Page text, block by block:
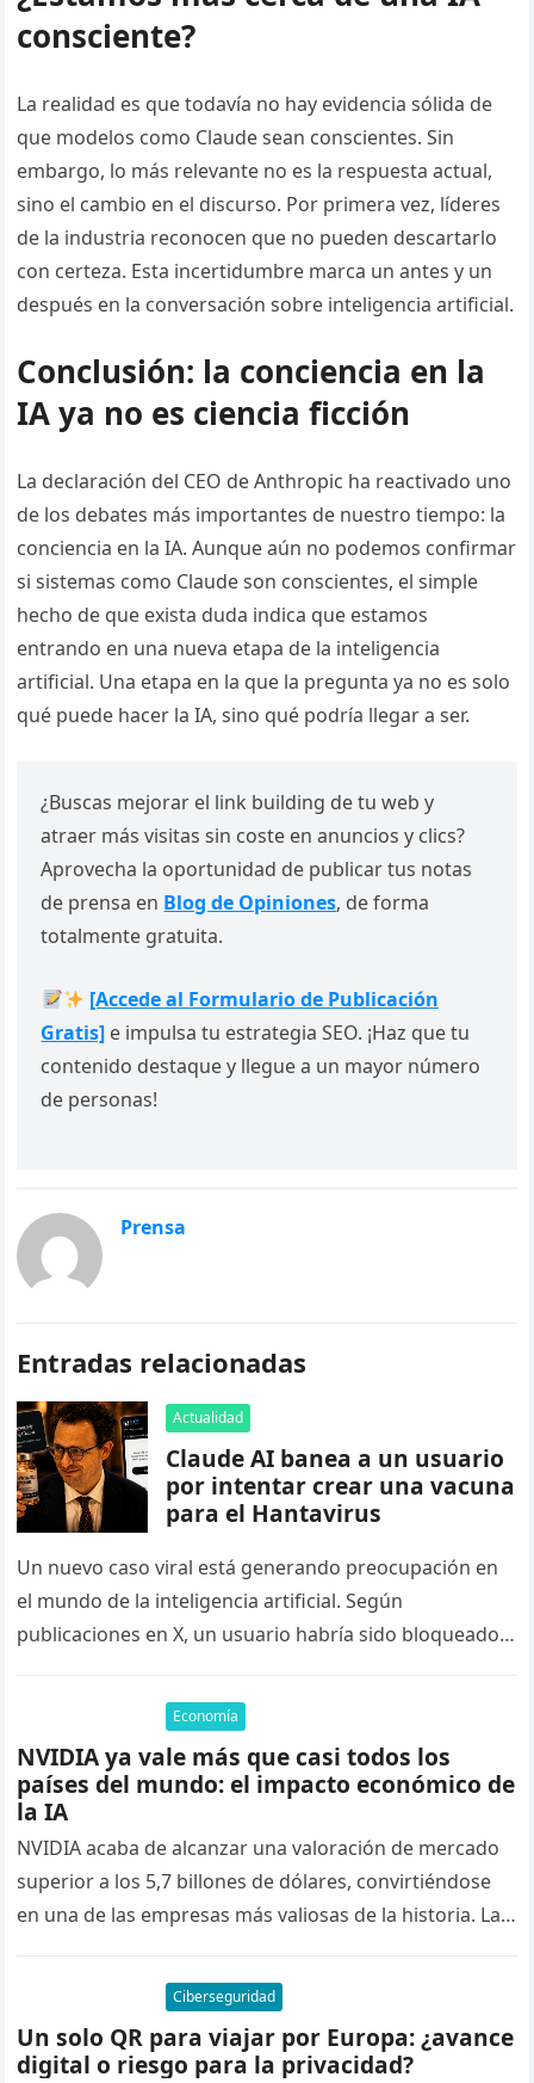
consciente?
La realidad es que todavía no hay evidencia sólida de
que modelos como Claude sean conscientes. Sin
embargo, lo más relevante no es la respuesta actual,
sino el cambio en el discurso. Por primera vez, líderes
de la industria reconocen que no pueden descartarlo
con certeza. Esta incertidumbre marca un antes y un
después en la conversación sobre inteligencia artificial.
Conclusión: la conciencia en la
IA ya no es ciencia ficción
La declaración del CEO de Anthropic ha reactivado uno
de los debates más importantes de nuestro tiempo: la
conciencia en la IA. Aunque aún no podemos confirmar
si sistemas como Claude son conscientes, el simple
hecho de que exista duda indica que estamos
entrando en una nueva etapa de la inteligencia
artificial. Una etapa en la que la pregunta ya no es solo
qué puede hacer la IA, sino qué podría llegar a ser.
¿Buscas mejorar el link building de tu web y
atraer más visitas sin coste en anuncios y clics?
Aprovecha la oportunidad de publicar tus notas
de prensa en Blog de Opiniones, de forma
totalmente gratuita.
[Accede al Formulario de Publicación
Gratis] e impulsa tu estrategia SEO. ¡Haz que tu
contenido destaque y llegue a un mayor número
de personas!
Prensa
Entradas relacionadas
Actualidad
Claude AI banea a un usuario
por intentar crear una vacuna
para el Hantavirus
Un nuevo caso viral está generando preocupación en
el mundo de la inteligencia artificial. Según
publicaciones en X, un usuario habría sido bloqueado
Economía
NVIDIA ya vale más que casi todos los
países del mundo: el impacto económico de
la IA
NVIDIA acaba de alcanzar una valoración de mercado
superior a los 5,7 billones de dólares, convirtiéndose
en una de las empresas más valiosas de la historia. La…
Ciberseguridad
Un solo QR para viajar por Europa: ¿avance
digital o riesgo para la privacidad?